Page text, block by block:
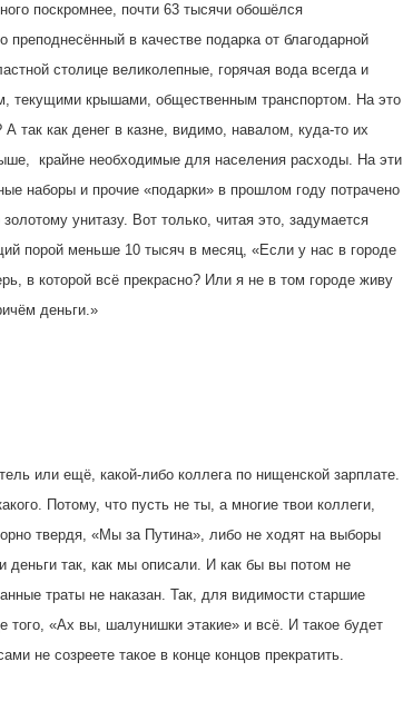
поскромнее, почти 63 тысячи обошёлся
в качестве подарка от благодарной
столице великолепные, горячая вода всегда и
текущими крышами, общественным транспортом. На это
так как денег в казне, видимо, навалом, куда-то их
крайне необходимые для населения расходы. На эти
наборы и прочие «подарки» в прошлом году потрачено
унитазу. Вот только, читая это, задумается
порой меньше 10 тысяч в месяц, «Если у нас в городе
в которой всё прекрасно? Или я не в том городе живу
деньги.»
или ещё, какой-либо коллега по нищенской зарплате.
Потому, что пусть не ты, а многие твои коллеги,
твердя, «Мы за Путина», либо не ходят на выборы
так, как мы описали. И как бы вы потом не
траты не наказан. Так, для видимости старшие
того, «Ах вы, шалунишки этакие» и всё. И такое будет
не созреете такое в конце концов прекратить.